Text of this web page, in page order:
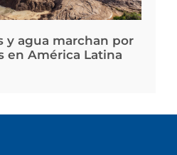
y agua marchan por
en América Latina